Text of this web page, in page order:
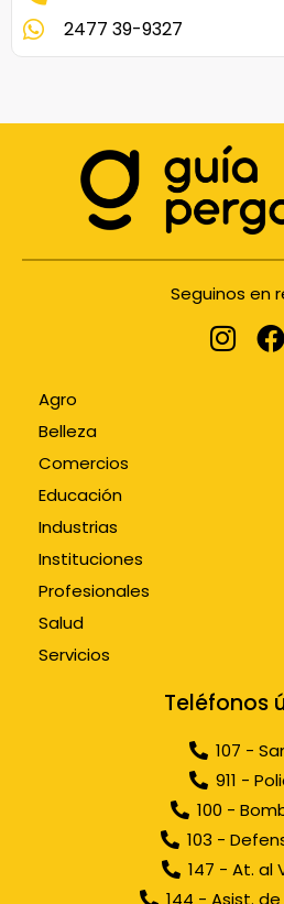
2477 39-9327
Seguinos en
Agro
Belleza
Comercios
Educación
Industrias
Instituciones
Profesionales
Salud
Servicios
Teléfonos
107 -
911 -
100 -
103 -
147 - At. al
144 - Asist.